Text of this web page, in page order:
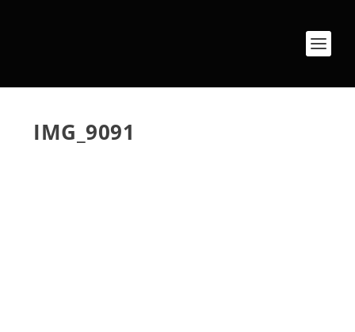
IMG_9091